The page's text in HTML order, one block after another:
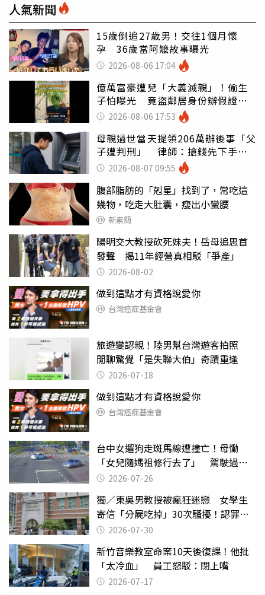
人氣新聞
15歲倒追27歲男！交往1個月懷
孕 36歲當阿嬤故事曝光
2026-08-06 17:04
億萬富豪遭兒「大義滅親」！偷生
子怕曝光 竟盜鄰居身份辦假證落
戶 2026-08-06 17:53
母親過世當天提領206萬辦後事「父
子遭判刑」 律師：搶錢先下手是
罪 2026-08-07 09:55
腹部脂肪的「剋星」找到了，常吃這
幾物，吃走大肚囊，瘦出小蠻腰
新素簡
陽明交大教授砍死妹夫！岳母追思首
發聲 揭11年經營真相駁「爭產」
2026-08-02
做到這點才有資格說愛你
台灣癌症基金會
旅遊變認親！陸男幫台灣遊客拍照
閒聊驚覺「是失聯大伯」奇蹟重逢
2026-07-18
做到這點才有資格說愛你
台灣癌症基金會
台中女遛狗走斑馬線遭撞亡！母慟
「女兒隨媽祖修行去了」 駕駛過失
致死判9月
2026-07-26
獨／東吳男教授被瘋狂迷戀 女學生
寄信「分屍吃掉」30次騷擾！認罪免
關 2026-07-30
新竹音樂教室命案10天後復課！他批
「太冷血」 員工怒駁：閉上嘴
2026-07-17